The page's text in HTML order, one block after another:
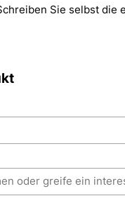
Sie selbst die